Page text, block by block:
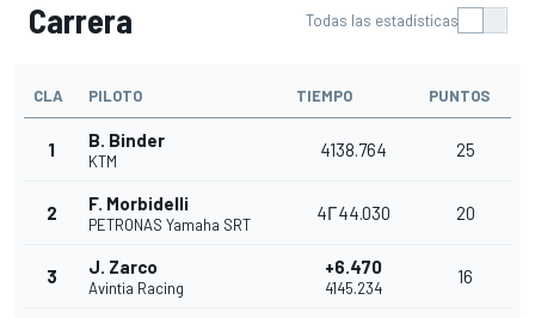
Carrera Todas las estadísticas
CLA PILOTO TIEMPO PUNTOS
1 B. Binder
KTM
4138.764 25
2 F. Morbidelli
PETRONAS Yamaha SRT
4Г44.030 20
3 J. Zarco
Avintia Racing
+6.470
4145.234
16